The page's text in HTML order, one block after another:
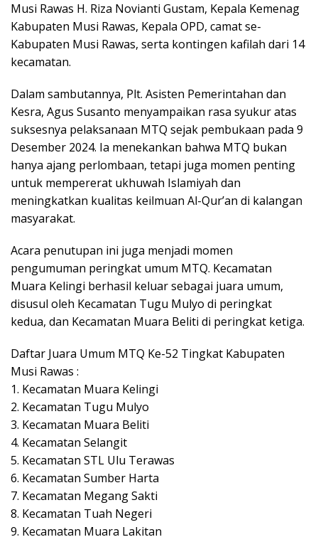
Musi Rawas H. Riza Novianti Gustam, Kepala Kemenag
Kabupaten Musi Rawas, Kepala OPD, camat se-
Kabupaten Musi Rawas, serta kontingen kafilah dari 14
kecamatan.
Dalam sambutannya, Plt. Asisten Pemerintahan dan
Kesra, Agus Susanto menyampaikan rasa syukur atas
suksesnya pelaksanaan MTQ sejak pembukaan pada 9
Desember 2024. Ia menekankan bahwa MTQ bukan
hanya ajang perlombaan, tetapi juga momen penting
untuk mempererat ukhuwah Islamiyah dan
meningkatkan kualitas keilmuan Al-Qur’an di kalangan
masyarakat.
Acara penutupan ini juga menjadi momen
pengumuman peringkat umum MTQ. Kecamatan
Muara Kelingi berhasil keluar sebagai juara umum,
disusul oleh Kecamatan Tugu Mulyo di peringkat
kedua, dan Kecamatan Muara Beliti di peringkat ketiga.
Daftar Juara Umum MTQ Ke-52 Tingkat Kabupaten
Musi Rawas :
1. Kecamatan Muara Kelingi
2. Kecamatan Tugu Mulyo
3. Kecamatan Muara Beliti
4. Kecamatan Selangit
5. Kecamatan STL Ulu Terawas
6. Kecamatan Sumber Harta
7. Kecamatan Megang Sakti
8. Kecamatan Tuah Negeri
9. Kecamatan Muara Lakitan